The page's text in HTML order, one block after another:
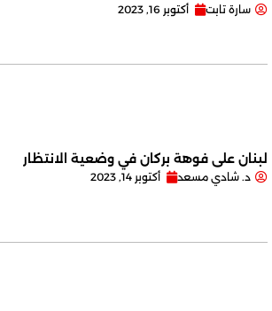
سارة تابت أكتوبر 16, 2023
لبنان على فوهة بركان في وضعية الانتظار
د. شادي مسعد أكتوبر 14, 2023